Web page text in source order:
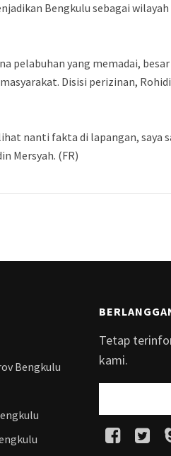
Bengkulu sebagai
pelabuhan yang memadai,
Disisi perizinan,
nanti fakta di lapangan, saya
Mersyah. (FR)
Bengkulu
Tetap
kami.